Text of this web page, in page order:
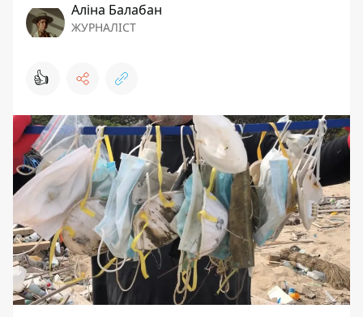
Аліна Балабан
ЖУРНАЛІСТ
👍